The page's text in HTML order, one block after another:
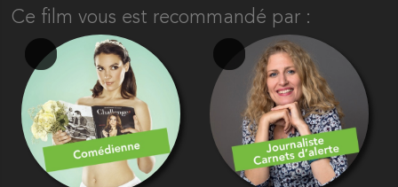
Ce film vous est recommandé par :